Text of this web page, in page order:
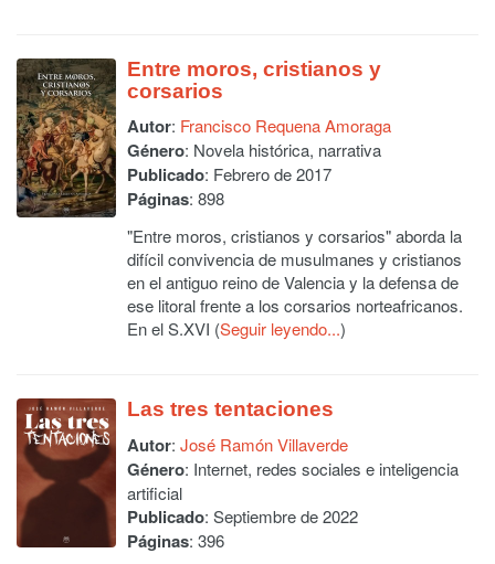
Entre moros, cristianos y
corsarios
Autor: Francisco Requena Amoraga
Género: Novela histórica, narrativa
Publicado: Febrero de 2017
Páginas: 898
"Entre moros, cristianos y corsarios" aborda la
difícil convivencia de musulmanes y cristianos
en el antiguo reino de Valencia y la defensa de
ese litoral frente a los corsarios norteafricanos.
En el S.XVI (Seguir leyendo...)
Las tres tentaciones
Autor: José Ramón Villaverde
Género: Internet, redes sociales e inteligencia
artificial
Publicado: Septiembre de 2022
Páginas: 396